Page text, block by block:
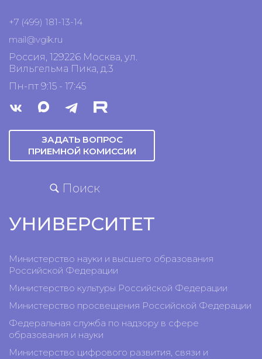
+7 (499) 181-13-14
mail@vgik.ru
Россия, 129226 Москва, ул.
Вильгельма Пика, д.3
Пн-пт 9:15 - 17:45
ЗАДАТЬ ВОПРОС
ПРИЕМНОЙ КОМИССИИ
Поиск
УНИВЕРСИТЕТ
Министерство науки и высшего образования
Российской Федерации
Министерство культуры Российской Федерации
Министерство просвещения Российской Федерации
Федеральная служба по надзору в сфере
образования и науки
Министерство цифрового развития, связи и